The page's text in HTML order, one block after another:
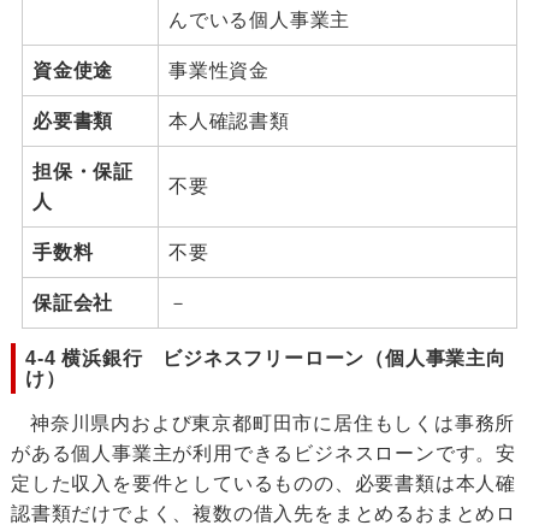
んでいる個人事業主
資金使途 事業性資金
必要書類 本人確認書類
担保・保証
人
不要
手数料 不要
保証会社 －
4-4 横浜銀行 ビジネスフリーローン（個人事業主向
け）
神奈川県内および東京都町田市に居住もしくは事務所
がある個人事業主が利用できるビジネスローンです。安
定した収入を要件としているものの、必要書類は本人確
認書類だけでよく、複数の借入先をまとめるおまとめロ